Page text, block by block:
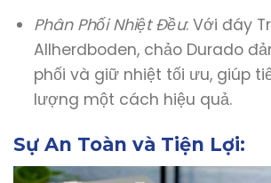
Phân Phối Nhiệt Đều: Với đáy
Allherdboden, chảo Durado
phối và giữ nhiệt tối ưu, giúp
lượng một cách hiệu quả.
Sự An Toàn và Tiện Lợi: